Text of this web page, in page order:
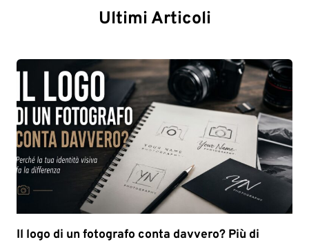
Ultimi Articoli
Il logo di un fotografo conta davvero? Più di